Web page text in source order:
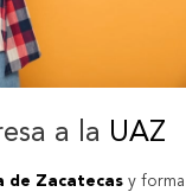
a la UAZ
de Zacatecas y forma